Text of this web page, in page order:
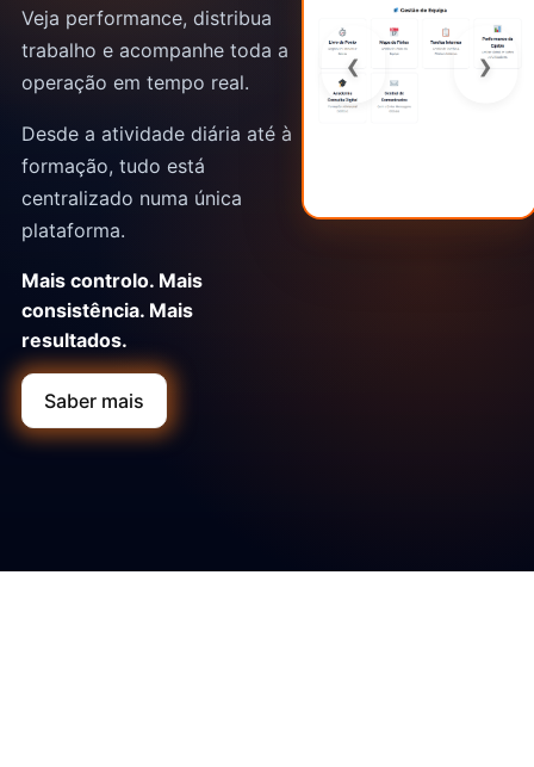
Veja performance, distribua
trabalho e acompanhe toda a
operação em tempo real.
Desde a atividade diária até à
formação, tudo está
centralizado numa única
plataforma.
Mais controlo. Mais
consistência. Mais
resultados.
Saber mais
‹ ›